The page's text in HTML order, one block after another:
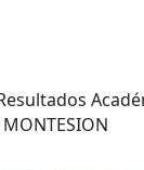
MONTESION